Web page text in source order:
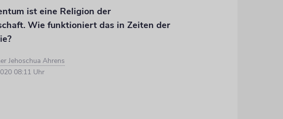
ist eine Religion der
Wie funktioniert das in Zeiten der
Jehoschua Ahrens
08:11 Uhr